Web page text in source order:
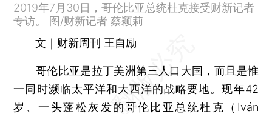
2019年7月30日，哥伦比亚总统杜克接受财新记者
专访。 图/财新记者 蔡颖莉
文｜财新周刊 王自励
哥伦比亚是拉丁美洲第三人口大国，而且是惟
一同时濒临太平洋和大西洋的战略要地。现年42
岁、一头蓬松灰发的哥伦比亚总统杜克（Iván